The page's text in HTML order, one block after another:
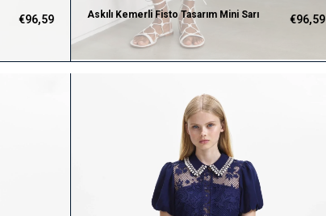
€96,59
Askılı Kemerli Fisto Tasarım Mini Sarı
Elbise
€96,59